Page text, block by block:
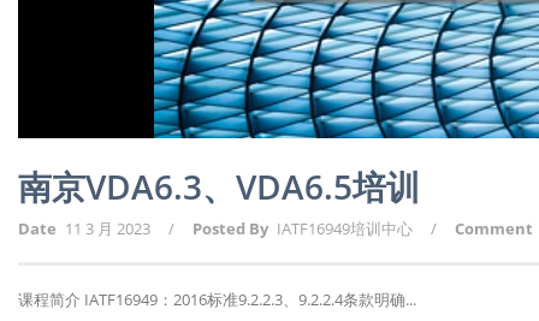
南京VDA6.3、VDA6.5培训
Date 11 3 月 2023 / Posted By IATF16949培训中心 / Comment
课程简介 IATF16949：2016标准9.2.2.3、9.2.2.4条款明确...